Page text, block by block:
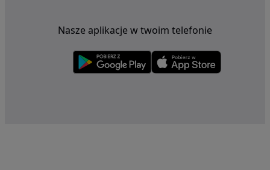
Nasze aplikacje w twoim telefonie